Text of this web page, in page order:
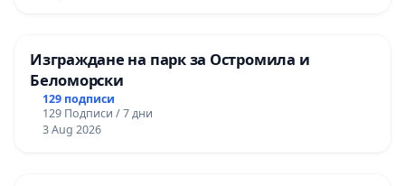
Изграждане на парк за Остромила и
Беломорски
129 подписи
129 Подписи / 7 дни
3 Aug 2026